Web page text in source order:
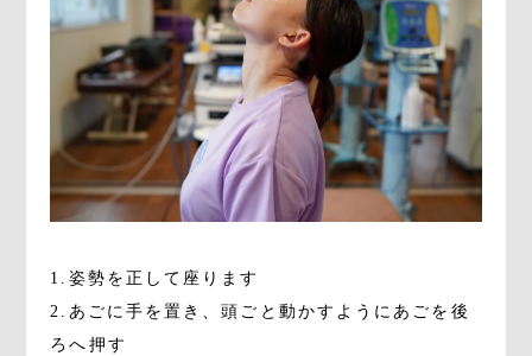
1.姿勢を正して座ります
2.あごに手を置き、頭ごと動かすようにあごを後
ろへ押す